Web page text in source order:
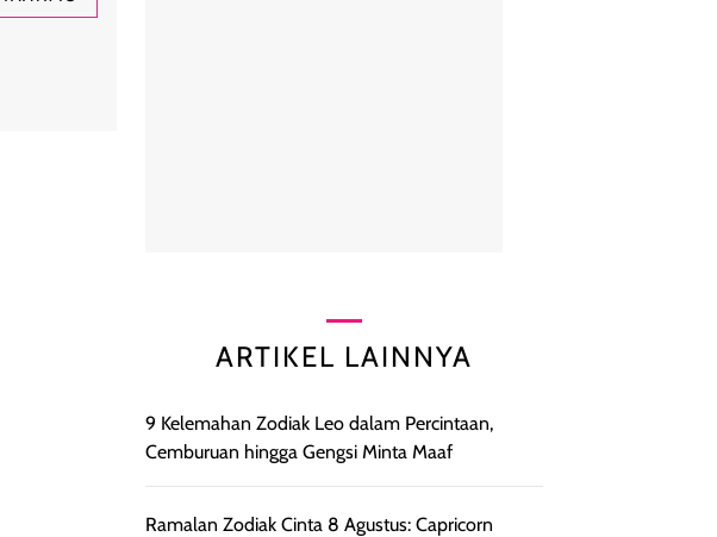
ARTIKEL LAINNYA
9 Kelemahan Zodiak Leo dalam Percintaan,
Cemburuan hingga Gengsi Minta Maaf
Ramalan Zodiak Cinta 8 Agustus: Capricorn